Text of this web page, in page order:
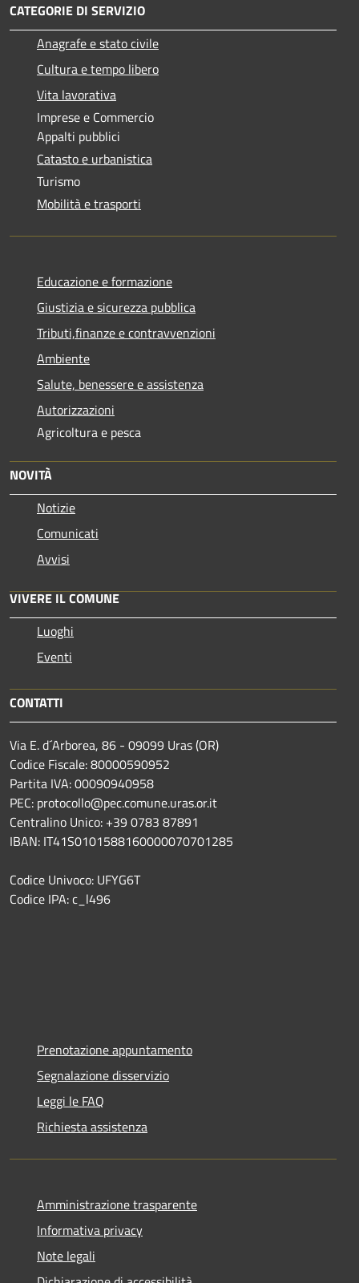
CATEGORIE DI SERVIZIO
Anagrafe e stato civile
Cultura e tempo libero
Vita lavorativa
Imprese e Commercio
Appalti pubblici
Catasto e urbanistica
Turismo
Mobilità e trasporti
Educazione e formazione
Giustizia e sicurezza pubblica
Tributi,finanze e contravvenzioni
Ambiente
Salute, benessere e assistenza
Autorizzazioni
Agricoltura e pesca
NOVITÀ
Notizie
Comunicati
Avvisi
VIVERE IL COMUNE
Luoghi
Eventi
CONTATTI
Via E. d´Arborea, 86 - 09099 Uras (OR)
Codice Fiscale: 80000590952
Partita IVA: 00090940958
PEC: protocollo@pec.comune.uras.or.it
Centralino Unico: +39 0783 87891
IBAN: IT41S0101588160000070701285
Codice Univoco: UFYG6T
Codice IPA: c_l496
Prenotazione appuntamento
Segnalazione disservizio
Leggi le FAQ
Richiesta assistenza
Amministrazione trasparente
Informativa privacy
Note legali